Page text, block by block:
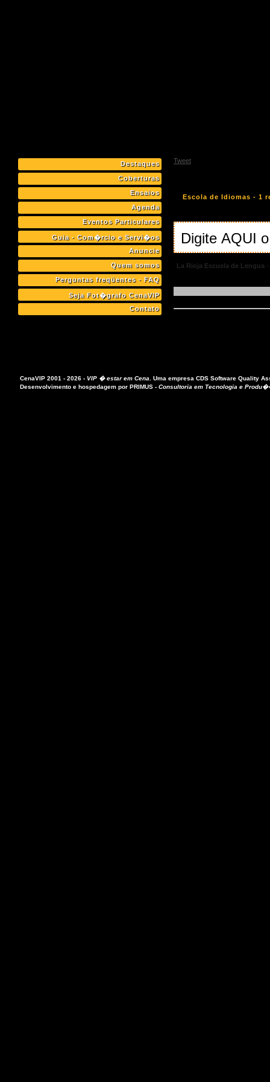
Destaques
Coberturas
Ensaios
Agenda
Eventos Particulares
Guia - Com�rcio e Servi�os
Anuncie
Quem somos
Perguntas freqüentes - FAQ
Seja Fot�grafo CenaVIP
Contato
Tweet
Escola de Idiomas - 1
La Rioja Escuela de Lengua
CenaVIP 2001 - 2026 - VIP � estar em Cena Uma empresa CDS Software Quality
Desenvolvimento e hospedagem por PRIMUS - Consultoria em Tecnologia e